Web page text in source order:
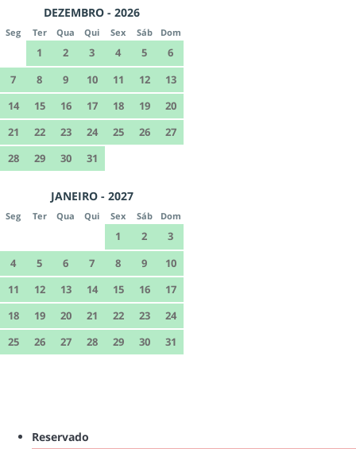
DEZEMBRO - 2026
Seg Ter Qua Qui Sex Sáb Dom
1 2 3 4 5
6
7
8 9 10 11 12
13
14
15 16 17 18 19
20
21
22 23 24 25 26
27
28
29 30 31
JANEIRO - 2027
Seg Ter Qua Qui Sex Sáb Dom
1 2
3
4
5 6 7 8 9
10
11
12 13 14 15 16
17
18
19 20 21 22 23
24
25
26 27 28 29 30 31
Reservado